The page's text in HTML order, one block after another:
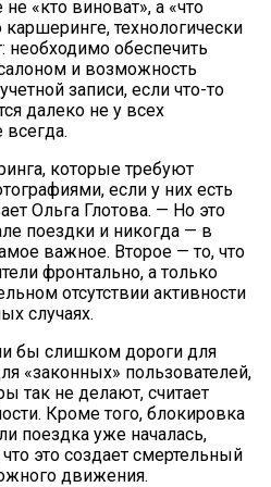
«кто виноват», а «что
технологически
обеспечить
и возможность
записи, если что-то
далеко не у всех
всегда.
которые требуют
если у них есть
Ольга Глотова. — Но это
поездки и никогда — в
важное. Второе — то, что
фронтально, а только
отсутствии активности
случаях.
бы слишком дороги для
«законных» пользователей,
так не делают, считает
Кроме того, блокировка
поездка уже началась,
это создает смертельный
движения.